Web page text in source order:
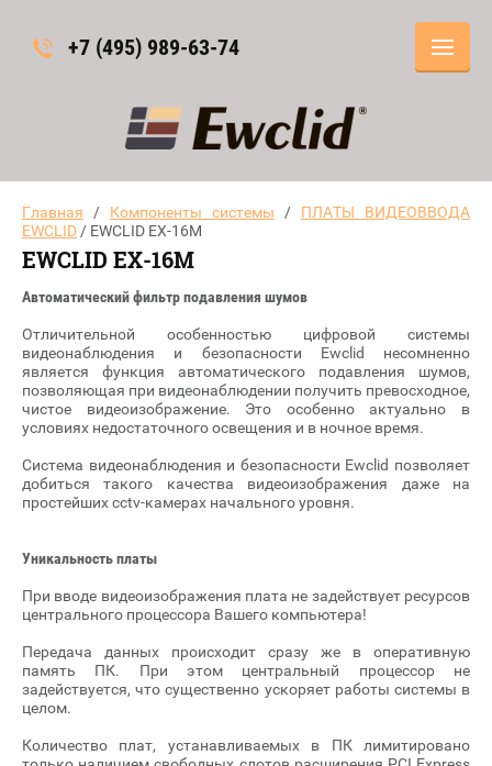
+7 (495) 989-63-74
Главная / Компоненты системы / ПЛАТЫ ВИДЕОВВОДА
EWCLID / EWCLID EX-16M
EWCLID EX-16M
Автоматический фильтр подавления шумов
Отличительной особенностью цифровой системы
видеонаблюдения и безопасности Ewclid несомненно
является функция автоматического подавления шумов,
позволяющая при видеонаблюдении получить превосходное,
чистое видеоизображение. Это особенно актуально в
условиях недостаточного освещения и в ночное время.
Система видеонаблюдения и безопасности Ewclid позволяет
добиться такого качества видеоизображения даже на
простейших cctv-камерах начального уровня.
Уникальность платы
При вводе видеоизображения плата не задействует ресурсов
центрального процессора Вашего компьютера!
Передача данных происходит сразу же в оперативную
память ПК. При этом центральный процессор не
задействуется, что существенно ускоряет работы системы в
целом.
Количество плат, устанавливаемых в ПК лимитировано